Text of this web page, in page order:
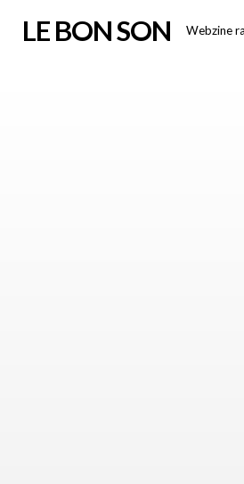
LE BON SON Webzine